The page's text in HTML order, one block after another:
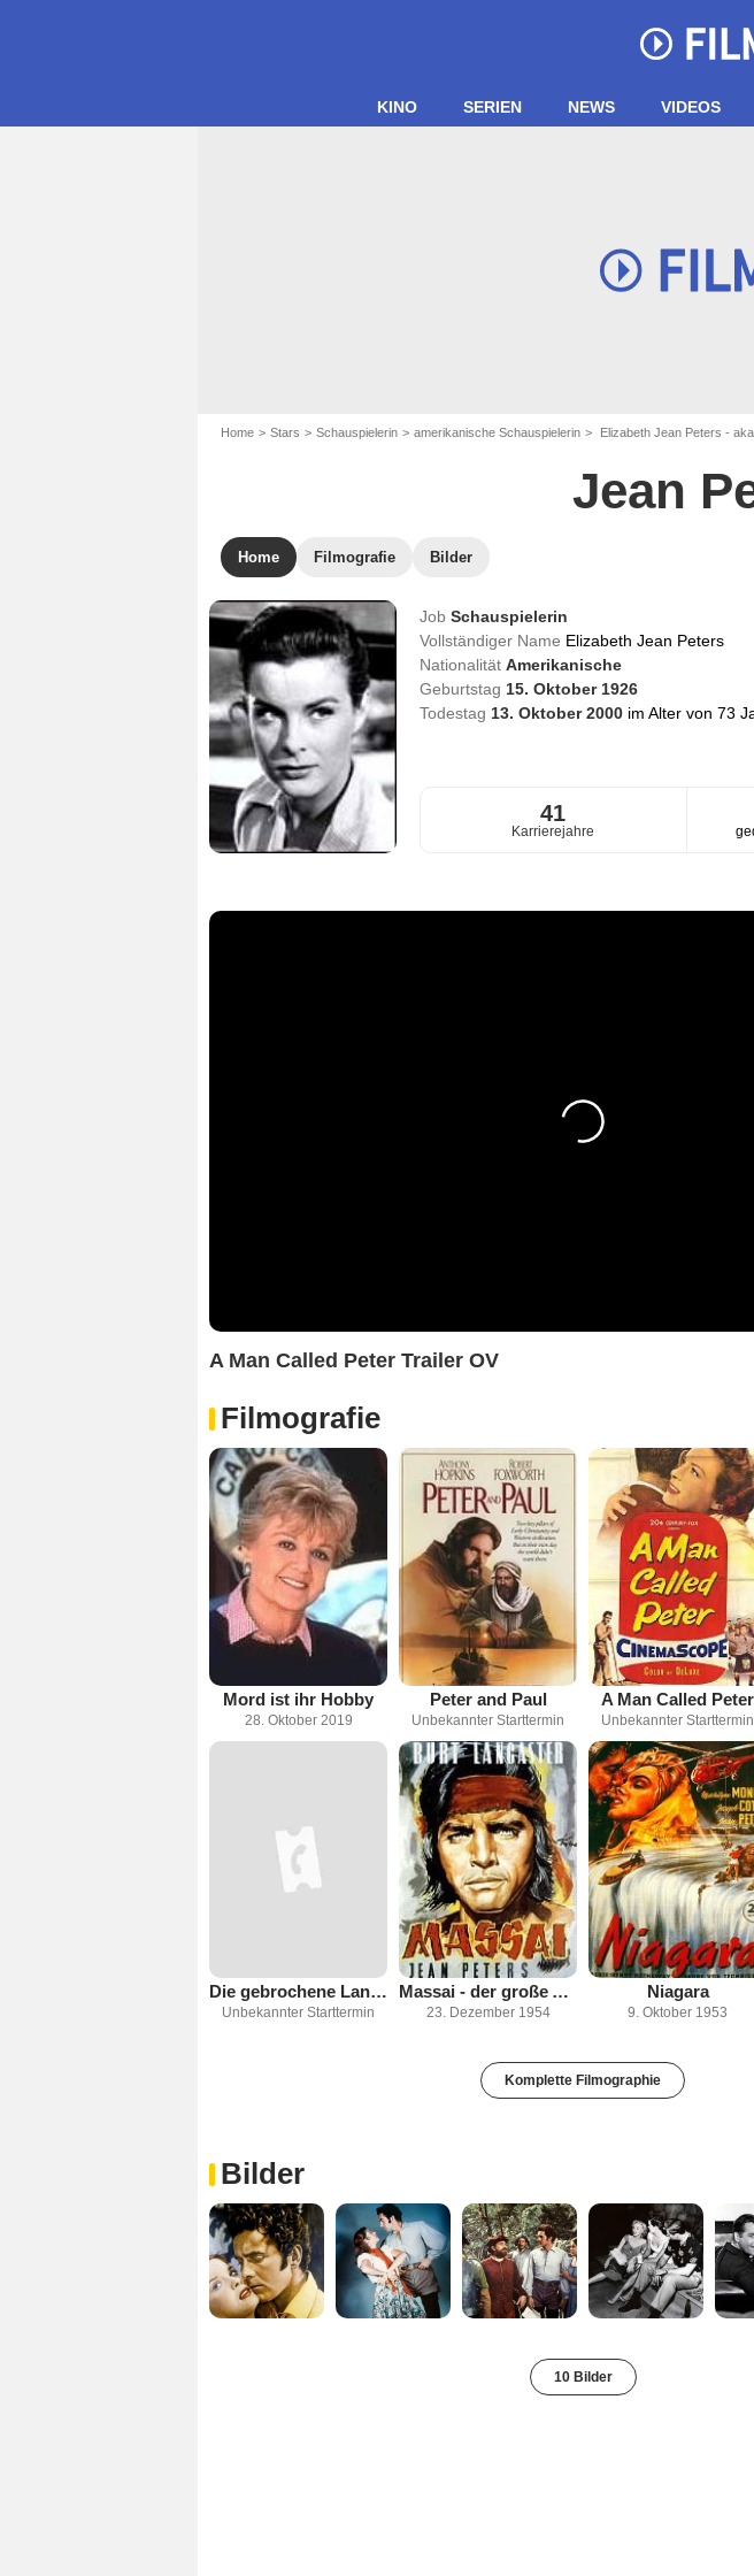
KINO SERIEN NEWS VIDEOS
Home Stars Schauspielerin amerikanische Schauspielerin Elizabeth Jean Peters -
Jean
Home Filmografie Bilder
Job Schauspielerin
Vollständiger Name Elizabeth Jean Peters
Nationalität Amerikanische
Geburtstag 15. Oktober 1926
Todestag 13. Oktober 2000 im Alter von 73
41
Karrierejahre
A Man Called Peter Trailer OV
Filmografie
Mord ist ihr Hobby
28. Oktober 2019
Peter and Paul
Unbekannter Starttermin
A Man Called Peter
Unbekannter Starttermin
Die gebrochene Lanze
Unbekannter Starttermin
Massai - der große Apache
23. Dezember 1954
Niagara
9. Oktober 1953
Komplette Filmographie
Bilder
10 Bilder